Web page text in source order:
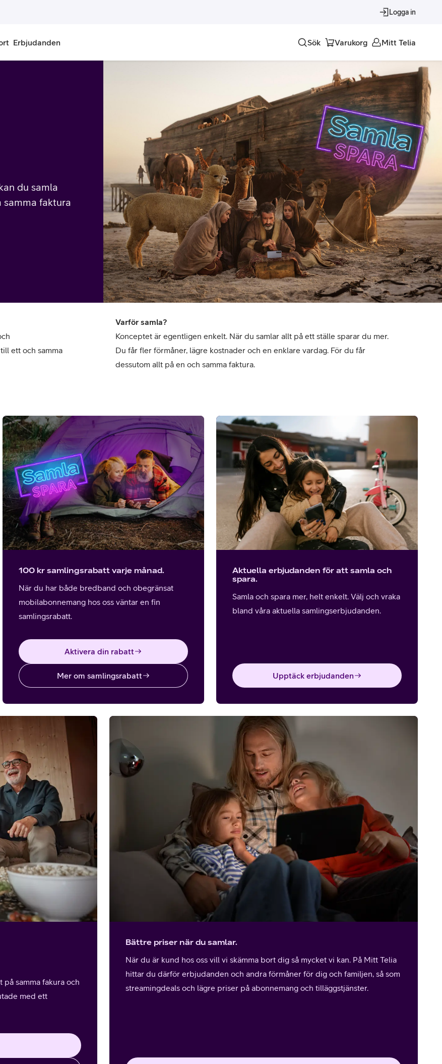
Logga in
Ladda kontantkort
Laddningscheck
Registrera kontantkort
Alla tjänster
Trygghet
Underhållning
Roaming – samtal och surf i utlandet
Erbjudanden Sök Varukorg Mitt Telia
du samla
samma faktura
ett och samma
Varför samla?
Konceptet är egentligen enkelt. När du samlar allt på ett ställe sparar du mer.
Du får fler förmåner, lägre kostnader och en enklare vardag. För du får
dessutom allt på en och samma faktura.
100 kr samlingsrabatt varje månad.
När du har både bredband och obegränsat
mobilabonnemang hos oss väntar en fin
samlingsrabatt.
Aktivera din rabatt
Mer om samlingsrabatt
Aktuella erbjudanden för att samla och
spara.
Samla och spara mer, helt enkelt. Välj och vraka
bland våra aktuella samlingserbjudanden.
Upptäck erbjudanden
samma fakura och
med ett
Bättre priser när du samlar.
När du är kund hos oss vill vi skämma bort dig så mycket vi kan. På Mitt Telia
hittar du därför erbjudanden och andra förmåner för dig och familjen, så som
streamingdeals och lägre priser på abonnemang och tilläggstjänster.